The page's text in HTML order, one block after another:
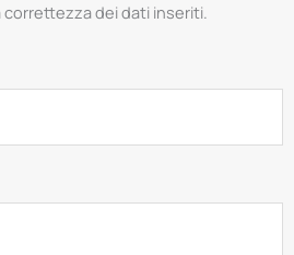
dei dati inseriti.